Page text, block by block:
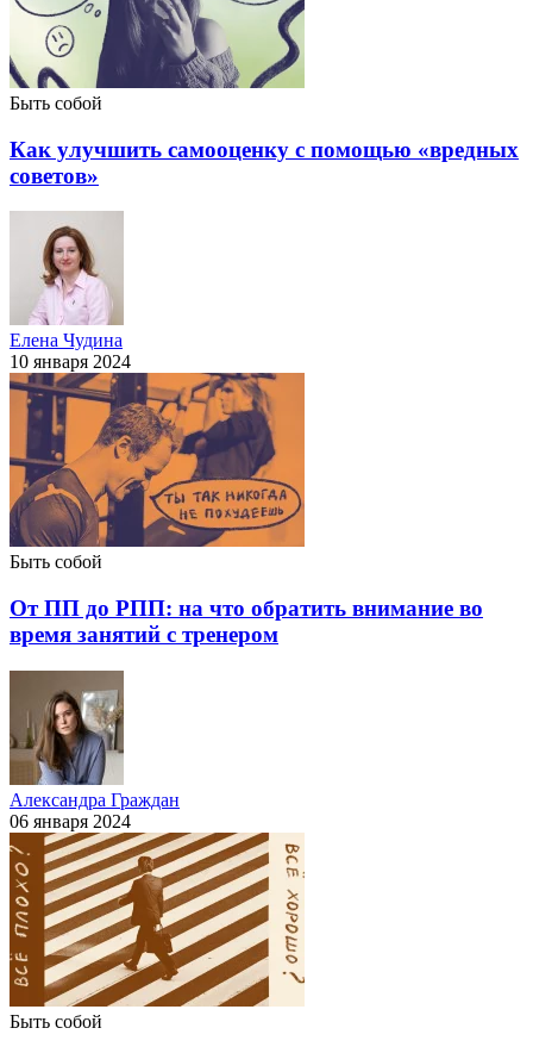
Быть собой
Как улучшить самооценку с помощью «вредных
советов»
Елена Чудина
10 января 2024
Быть собой
От ПП до РПП: на что обратить внимание во
время занятий с тренером
Александра Граждан
06 января 2024
Быть собой